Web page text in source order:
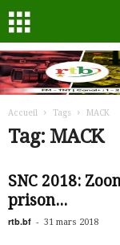
Accueil Tags MACK
Tag: MACK
SNC 2018:
prison...
rtb.bf - 31 mars 2018